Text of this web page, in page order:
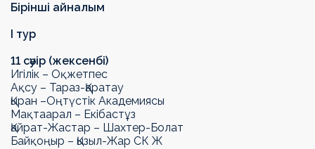
Бірінші айналым
I тур
11 сәуір (жексенбі)
Игілік – Оқжетпес
Ақсу – Тараз-Қаратау
Қыран –Оңтүстік Академиясы
Мақтаарал – Екібастұз
Қайрат-Жастар – Шахтер-Болат
Байқоңыр – Қызыл-Жар СК Ж